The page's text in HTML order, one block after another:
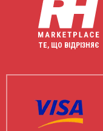
ТЕ, ЩО ВІДРІЗНЯЄ